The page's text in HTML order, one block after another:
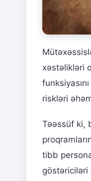
xəstəlikləri
riskləri
Təəssüf ki,
tibb
göstəriciləri